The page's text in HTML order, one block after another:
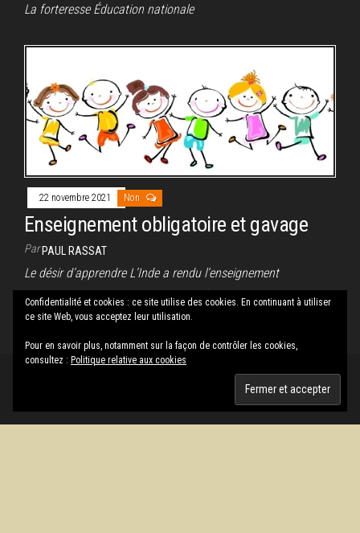
La forteresse Éducation nationale
22 novembre 2021 Non
Enseignement obligatoire et gavage
ParPAUL RASSAT
Le désir d’apprendre L’Inde a rendu l’enseignement
obligatoire. Plus de dix millions d’enfants de ce vaste pays
n’étaient pas scolarisés…
Thème :Envo Magazine
Confidentialité et cookies : ce site utilise des cookies. En continuant à utiliser
ce site Web, vous acceptez leur utilisation.
Pour en savoir plus, notamment sur la façon de contrôler les cookies,
consultez : Politique relative aux cookies